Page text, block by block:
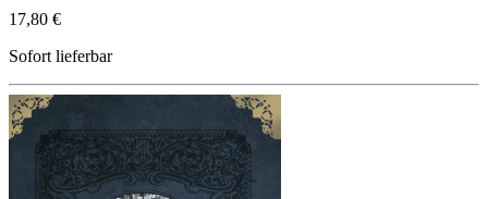
17,80 €
Sofort lieferbar